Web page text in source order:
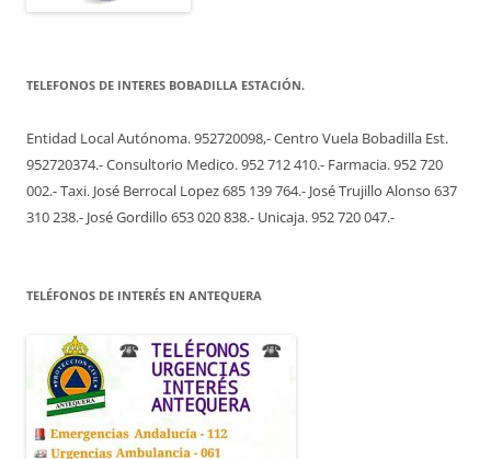
TELEFONOS DE INTERES BOBADILLA ESTACIÓN.
Entidad Local Autónoma. 952720098,- Centro Vuela Bobadilla Est.
952720374.- Consultorio Medico. 952 712 410.- Farmacia. 952 720
002.- Taxi. José Berrocal Lopez 685 139 764.- José Trujillo Alonso 637
310 238.- José Gordillo 653 020 838.- Unicaja. 952 720 047.-
TELÉFONOS DE INTERÉS EN ANTEQUERA